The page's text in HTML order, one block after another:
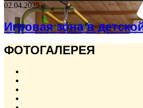
02.04.2025
Игровая зона в
ФОТОГАЛЕРЕЯ